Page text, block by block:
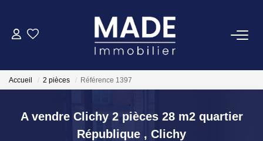
ACHETER
ESTIMER
Accueil 2 pièces Référence 1397
A vendre Clichy 2 pièces 28 m2 quartier
République , Clichy